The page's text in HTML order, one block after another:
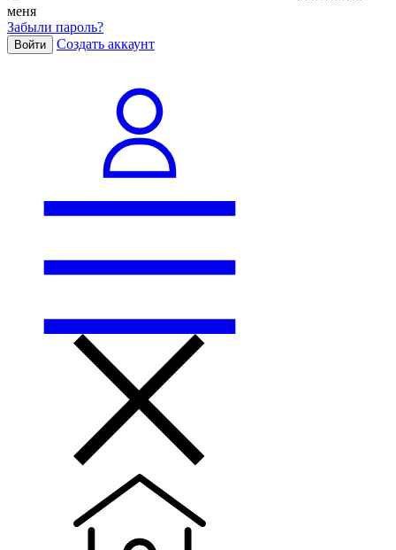
меня
Забыли пароль?
Войти Cоздать аккаунт